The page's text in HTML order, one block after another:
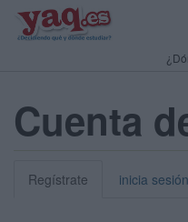
Cuenta
Regístrate inicia sesión